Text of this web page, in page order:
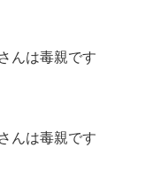
んは毒親です
んは毒親です